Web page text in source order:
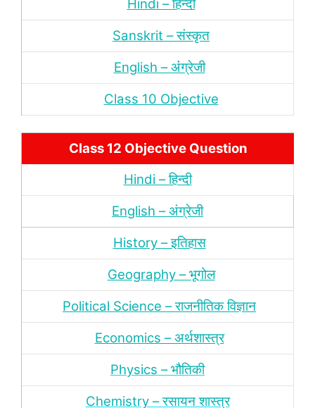
Hindi – हिन्‍दी
Sanskrit – संस्‍कृत
English – अंंग्रेजी
Class 10 Objective
Class 12 Objective Question
Hindi – हिन्‍दी
English – अंग्रेजी
History – इतिहास
Geography – भूगोल
Political Science – राजनीतिक विज्ञान
Economics – अर्थशास्‍त्र
Physics – भौतिकी
Chemistry – रसायन शास्‍त्र